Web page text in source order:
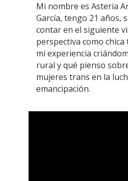
Mi nombre es Asteria
García, tengo 21 años,
contar en el siguiente
perspectiva como
mi experiencia
rural y qué pienso
mujeres trans en la
emancipación.